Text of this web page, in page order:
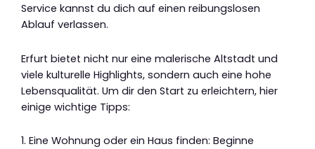
Service kannst du dich auf einen reibungslosen
Ablauf verlassen.
Erfurt bietet nicht nur eine malerische Altstadt und
viele kulturelle Highlights, sondern auch eine hohe
Lebensqualität. Um dir den Start zu erleichtern, hier
einige wichtige Tipps:
1. Eine Wohnung oder ein Haus finden: Beginne